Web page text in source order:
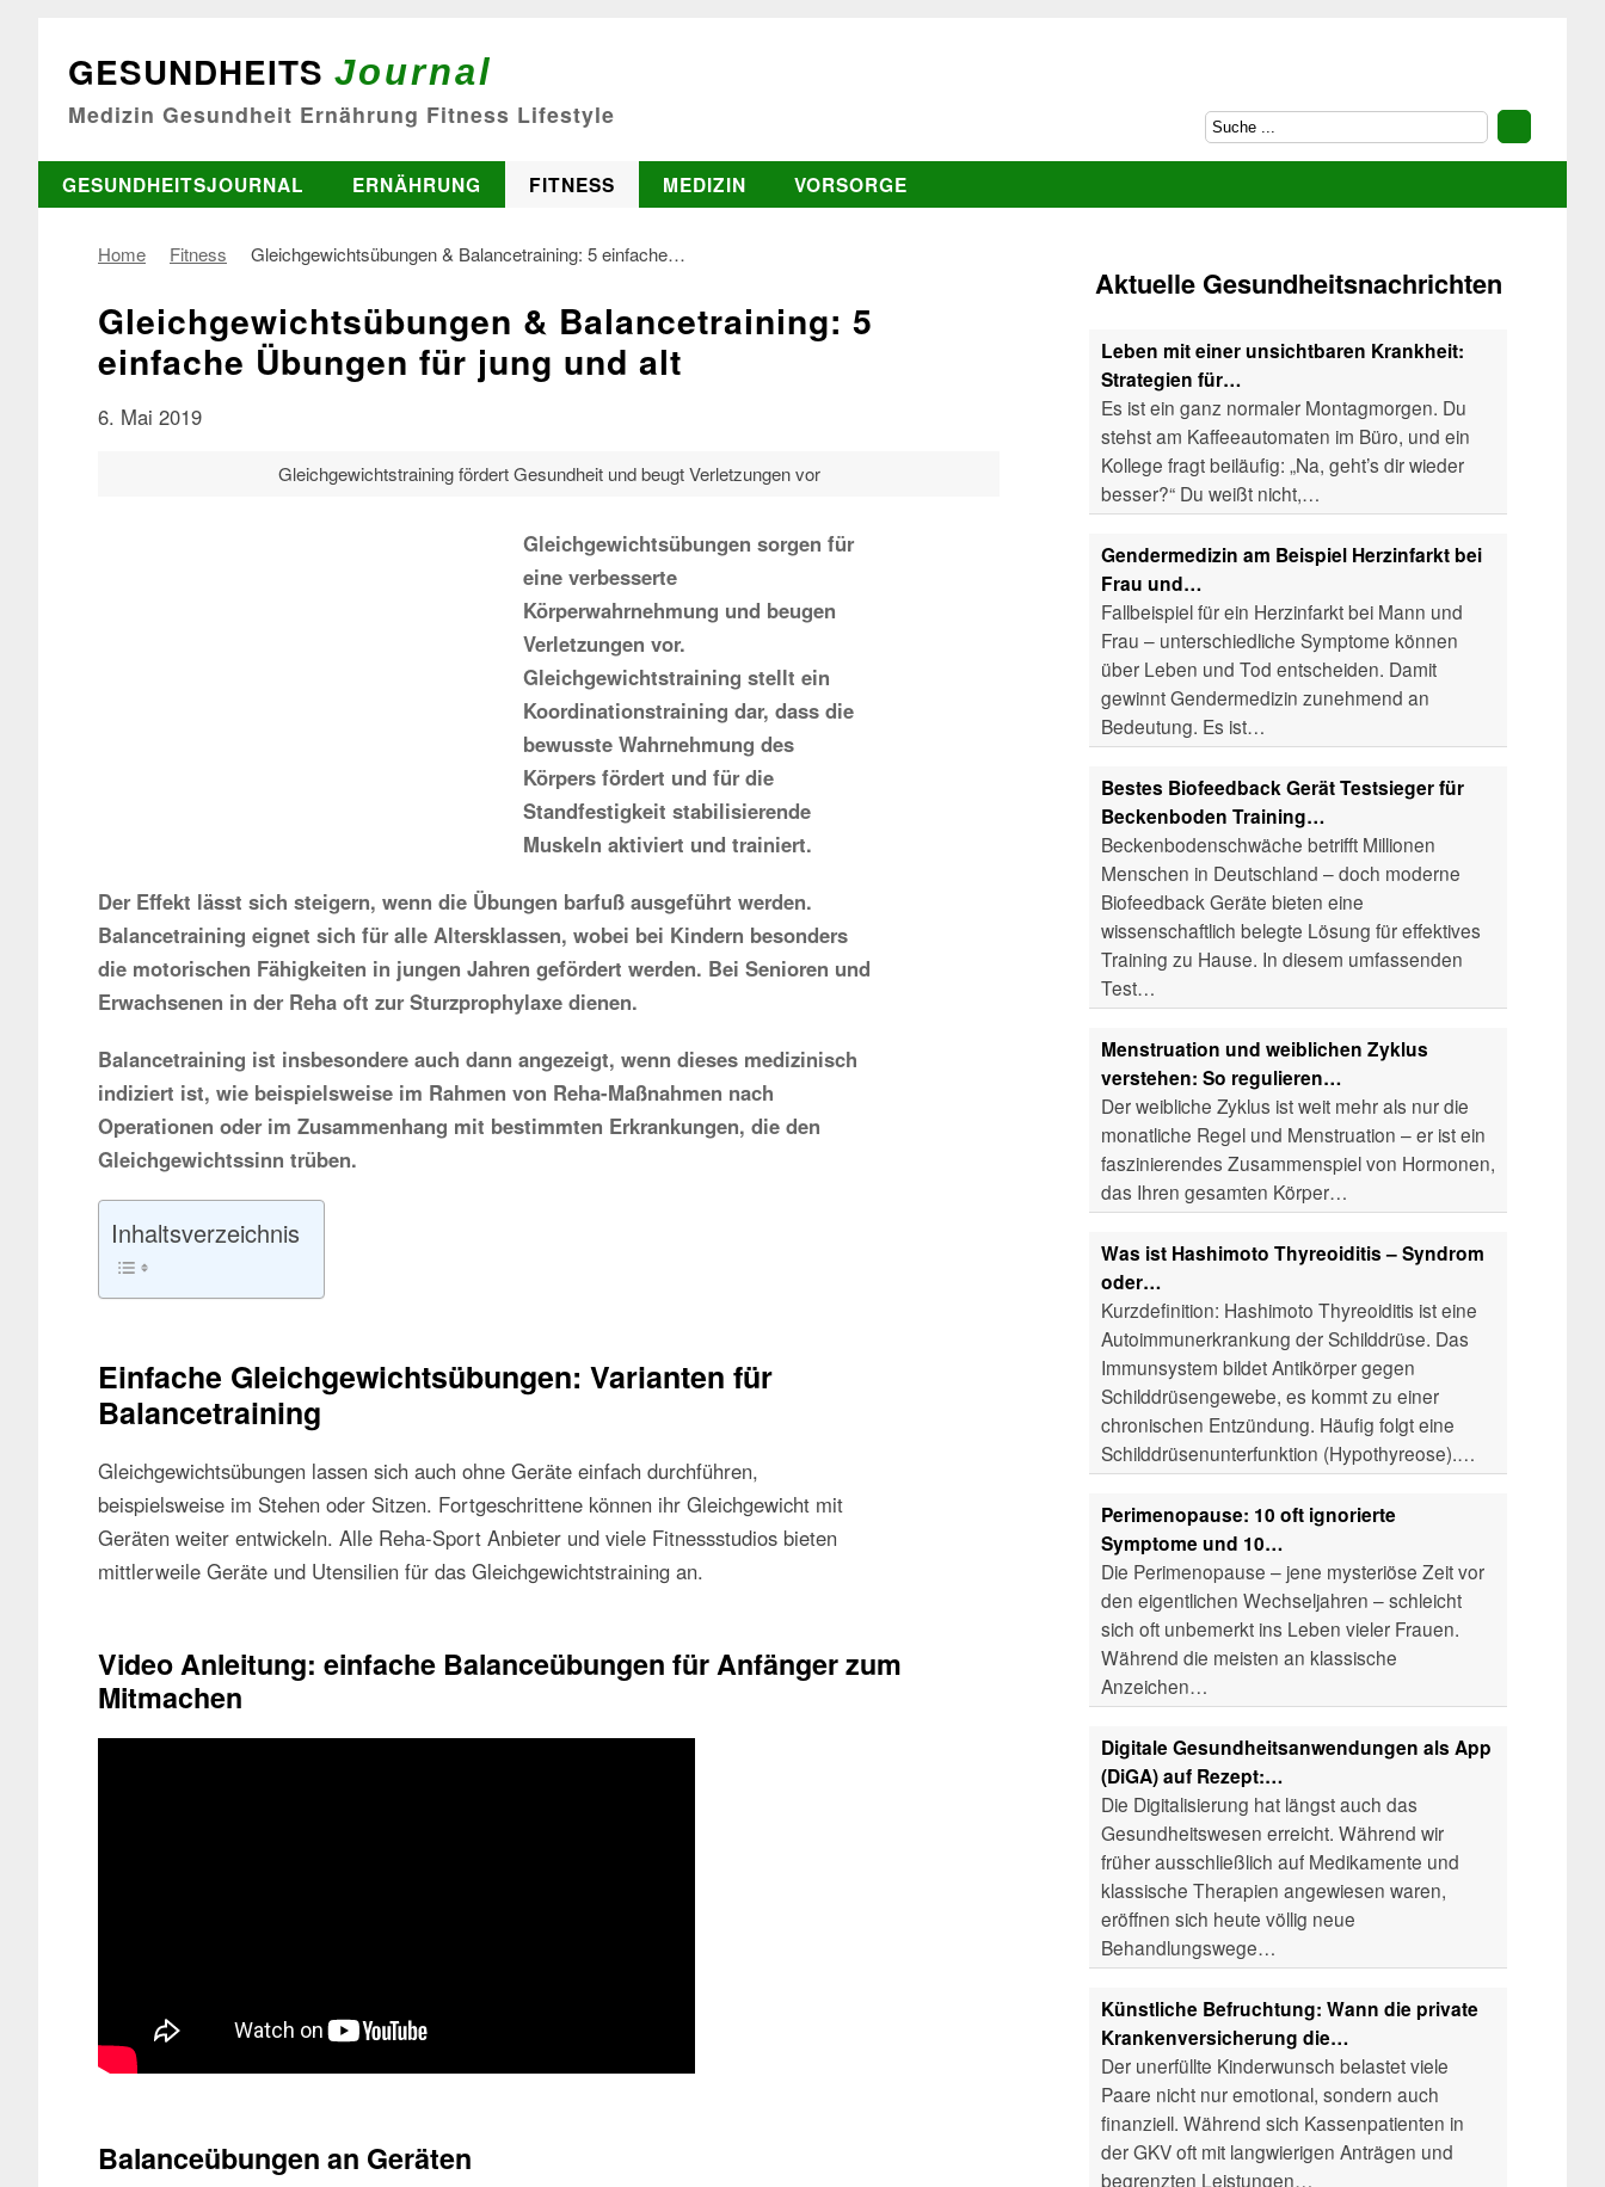
GESUNDHEITS Journal
Medizin Gesundheit Ernährung Fitness Lifestyle
GESUNDHEITSJOURNAL ERNÄHRUNG FITNESS MEDIZIN VORSORGE
Home Fitness Gleichgewichtsübungen & Balancetraining: 5 einfache…
Gleichgewichtsübungen & Balancetraining: 5
einfache Übungen für jung und alt
6. Mai 2019
Gleichgewichtstraining fördert Gesundheit und beugt Verletzungen vor
Gleichgewichtsübungen sorgen für
eine verbesserte
Körperwahrnehmung und beugen
Verletzungen vor.
Gleichgewichtstraining stellt ein
Koordinationstraining dar, dass die
bewusste Wahrnehmung des
Körpers fördert und für die
Standfestigkeit stabilisierende
Muskeln aktiviert und trainiert.
Der Effekt lässt sich steigern, wenn die Übungen barfuß ausgeführt werden.
Balancetraining eignet sich für alle Altersklassen, wobei bei Kindern besonders
die motorischen Fähigkeiten in jungen Jahren gefördert werden. Bei Senioren und
Erwachsenen in der Reha oft zur Sturzprophylaxe dienen.
Balancetraining ist insbesondere auch dann angezeigt, wenn dieses medizinisch
indiziert ist, wie beispielsweise im Rahmen von Reha-Maßnahmen nach
Operationen oder im Zusammenhang mit bestimmten Erkrankungen, die den
Gleichgewichtssinn trüben.
Inhaltsverzeichnis
Einfache Gleichgewichtsübungen: Varianten für
Balancetraining
Gleichgewichtsübungen lassen sich auch ohne Geräte einfach durchführen,
beispielsweise im Stehen oder Sitzen. Fortgeschrittene können ihr Gleichgewicht mit
Geräten weiter entwickeln. Alle Reha-Sport Anbieter und viele Fitnessstudios bieten
mittlerweile Geräte und Utensilien für das Gleichgewichtstraining an.
Video Anleitung: einfache Balanceübungen für Anfänger zum
Mitmachen
Balanceübungen an Geräten
Aktuelle Gesundheitsnachrichten
Leben mit einer unsichtbaren Krankheit:
Strategien für…
Es ist ein ganz normaler Montagmorgen. Du
stehst am Kaffeeautomaten im Büro, und ein
Kollege fragt beiläufig: „Na, geht’s dir wieder
besser?“ Du weißt nicht,…
Gendermedizin am Beispiel Herzinfarkt bei
Frau und…
Fallbeispiel für ein Herzinfarkt bei Mann und
Frau – unterschiedliche Symptome können
über Leben und Tod entscheiden. Damit
gewinnt Gendermedizin zunehmend an
Bedeutung. Es ist…
Bestes Biofeedback Gerät Testsieger für
Beckenboden Training…
Beckenbodenschwäche betrifft Millionen
Menschen in Deutschland – doch moderne
Biofeedback Geräte bieten eine
wissenschaftlich belegte Lösung für effektives
Training zu Hause. In diesem umfassenden
Test…
Menstruation und weiblichen Zyklus
verstehen: So regulieren…
Der weibliche Zyklus ist weit mehr als nur die
monatliche Regel und Menstruation – er ist ein
faszinierendes Zusammenspiel von Hormonen,
das Ihren gesamten Körper…
Was ist Hashimoto Thyreoiditis – Syndrom
oder…
Kurzdefinition: Hashimoto Thyreoiditis ist eine
Autoimmunerkrankung der Schilddrüse. Das
Immunsystem bildet Antikörper gegen
Schilddrüsengewebe, es kommt zu einer
chronischen Entzündung. Häufig folgt eine
Schilddrüsenunterfunktion (Hypothyreose).…
Perimenopause: 10 oft ignorierte
Symptome und 10…
Die Perimenopause – jene mysteriöse Zeit vor
den eigentlichen Wechseljahren – schleicht
sich oft unbemerkt ins Leben vieler Frauen.
Während die meisten an klassische
Anzeichen…
Digitale Gesundheitsanwendungen als App
(DiGA) auf Rezept:…
Die Digitalisierung hat längst auch das
Gesundheitswesen erreicht. Während wir
früher ausschließlich auf Medikamente und
klassische Therapien angewiesen waren,
eröffnen sich heute völlig neue
Behandlungswege…
Künstliche Befruchtung: Wann die private
Krankenversicherung die…
Der unerfüllte Kinderwunsch belastet viele
Paare nicht nur emotional, sondern auch
finanziell. Während sich Kassenpatienten in
der GKV oft mit langwierigen Anträgen und
begrenzten Leistungen…